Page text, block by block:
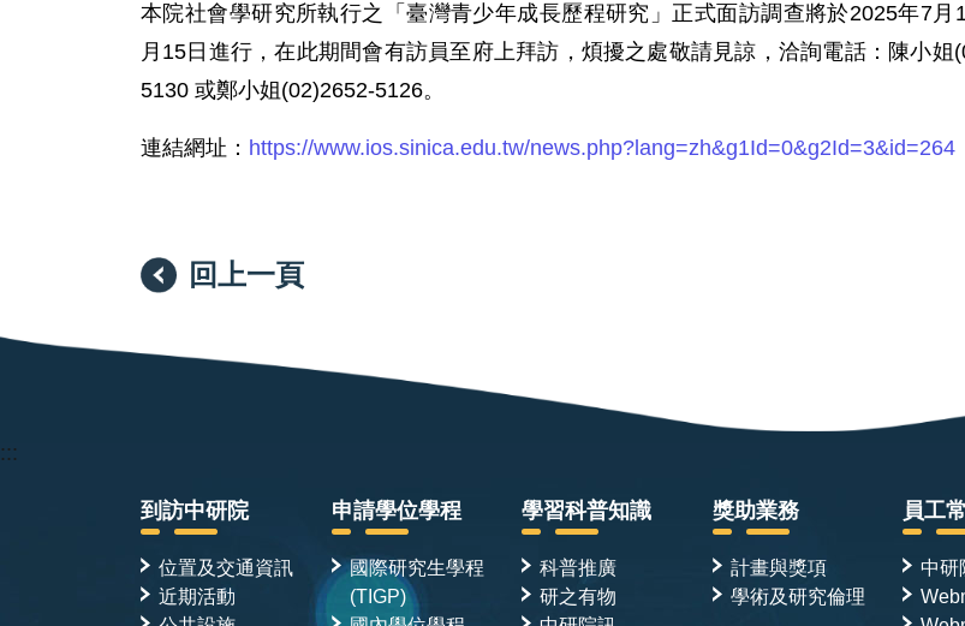
本院社會學研究所執行之「臺灣青少年成長歷程研究」正式面訪調查將於2025年7月
月15日進行，在此期間會有訪員至府上拜訪，煩擾之處敬請見諒，洽詢電話：陳小姐
5130 或鄭小姐(02)2652-5126。
連結網址： https://www.ios.sinica.edu.tw/news.php?lang=zh&g1Id=0&g2Id=3&id=264
回上一頁
:::
到訪中研院
位置及交通資訊
近期活動
申請學位學程
國際研究生學程
(TIGP)
學習科普知識
科普推廣
研之有物
獎助業務
計畫與獎項
學術及研究倫理
員工
中研